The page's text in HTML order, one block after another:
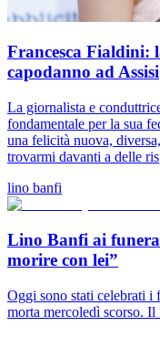
Francesca Fialdini:
capodanno ad Assisi
La giornalista e
fondamentale per la sua
una felicità nuova,
trovarmi davanti a delle
lino banfi
Lino Banfi ai
morire con lei”
Oggi sono stati celebrati
morta mercoledì scorso. Il